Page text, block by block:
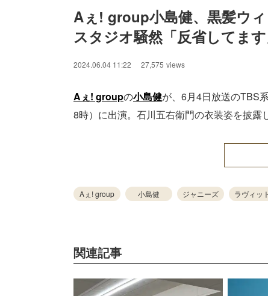
Unmute
Aぇ! group小島健、黒髪ウ
スタジオ騒然「反省してます
2024.06.04 11:22 27,575 views
Aぇ! groupの小島健が、6月4日放送のTBS
8時）に出演。石川五右衛門の衣装姿を披露
Aぇ! group 小島健 ジャニーズ ラヴィッ
関連記事